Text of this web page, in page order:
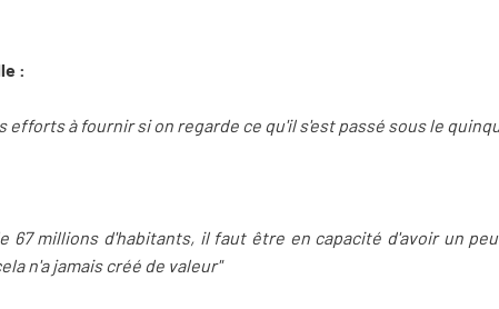
:
efforts à fournir si on regarde ce qu'il s'est passé sous le
67 millions d'habitants, il faut être en capacité d'avoir un
n'a jamais créé de valeur"